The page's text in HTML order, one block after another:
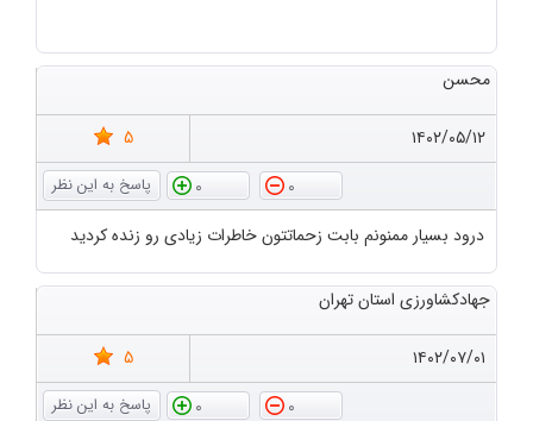
محسن
۱۴۰۲/۰۵/۱۲
5
0
0
درود بسیار ممنونم بابت زحماتتون خاطرات زیادی رو زنده کردید
جهادکشاورزی استان تهران
۱۴۰۲/۰۷/۰۱
5
0
0